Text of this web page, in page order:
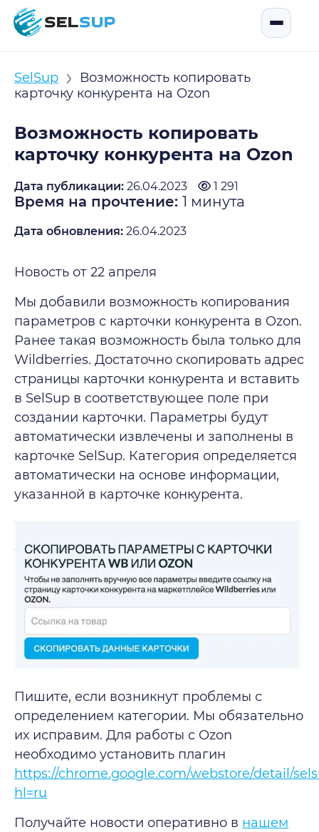
SelSup
SelSup ›
Возможность копировать
карточку конкурента на Ozon
Возможность копировать
карточку конкурента на Ozon
Дата публикации: 26.04.2023 1 291
Время на прочтение: 1 минута
Дата обновления: 26.04.2023
Новость от 22 апреля
Мы добавили возможность копирования
параметров с карточки конкурента в Ozon.
Ранее такая возможность была только для
Wildberries. Достаточно скопировать адрес
страницы карточки конкурента и вставить
в SelSup в соответствующее поле при
создании карточки. Параметры будут
автоматически извлечены и заполнены в
карточке SelSup. Категория определяется
автоматически на основе информации,
указанной в карточке конкурента.
Пишите, если возникнут проблемы с
определением категории. Мы обязательно
их исправим. Для работы с Ozon
необходимо установить плагин
https://chrome.google.com/webstore/detail/
hl=ru
Получайте новости оперативно в нашем